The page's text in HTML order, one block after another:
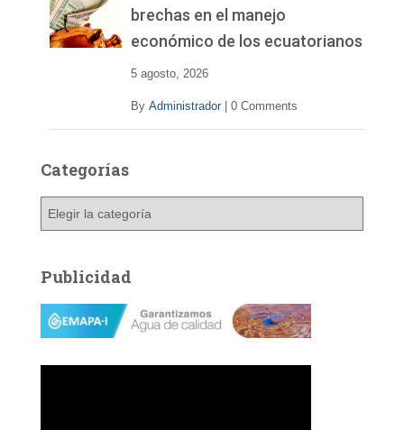
brechas en el manejo
económico de los ecuatorianos
5 agosto, 2026
By Administrador 0 Comments
Categorías
g
o
a
Publicidad